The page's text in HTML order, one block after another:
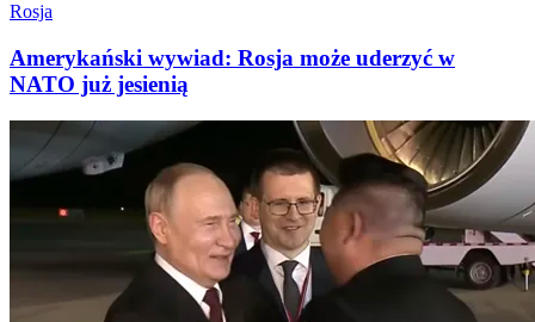
Rosja
Amerykański wywiad: Rosja może uderzyć w
NATO już jesienią